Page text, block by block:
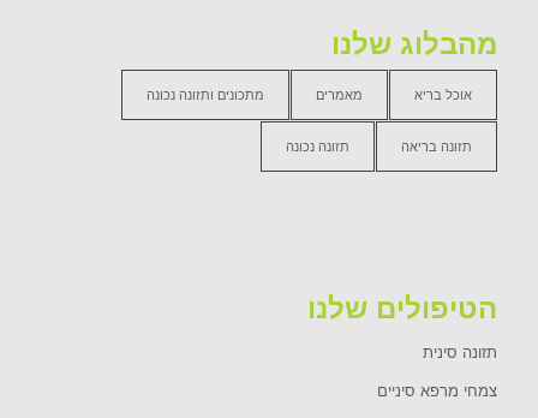
מהבלוג שלנו
אוכל בריא מאמרים מתכונים ותזונה נכונה
תזונה בריאה תזונה נכונה
הטיפולים שלנו
תזונה סינית
צמחי מרפא סיניים